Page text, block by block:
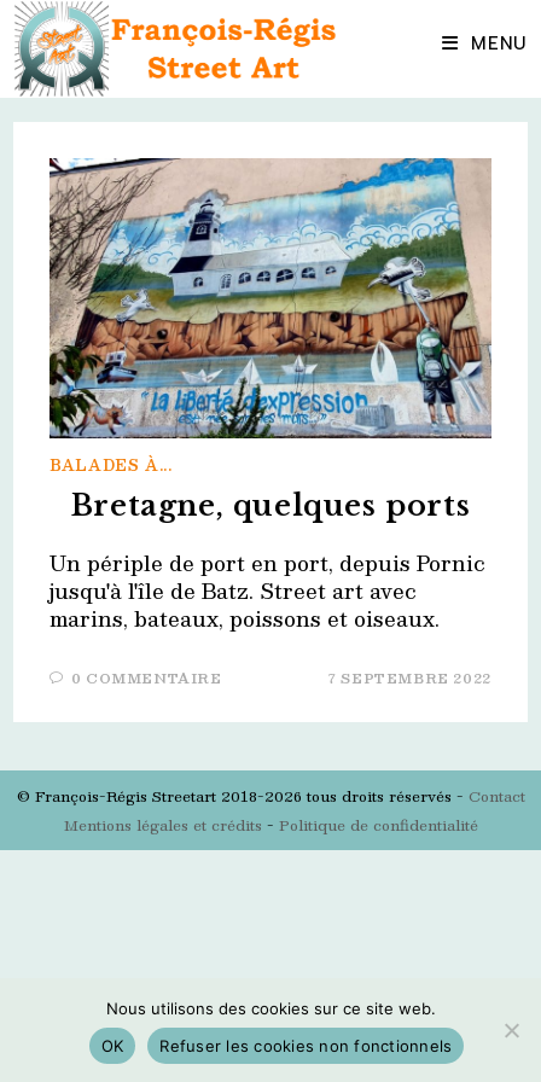
Skip
content MENU
BALADES À...
Bretagne, quelques ports
Un périple de port en port, depuis Pornic
jusqu'à l'île de Batz. Street art avec
marins, bateaux, poissons et oiseaux.
0 COMMENTAIRE 7 SEPTEMBRE 2022
© François-Régis Streetart 2018-2026 tous droits réservés - Contact
Mentions légales et crédits - Politique de confidentialité
Nous utilisons des cookies sur ce site web.
OK
Refuser les cookies non fonctionnels